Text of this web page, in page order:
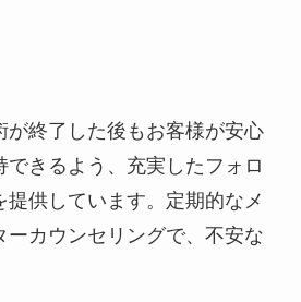
が終了した後もお客様が安心
できるよう、充実したフォロ
提供しています。定期的なメ
ーカウンセリングで、不安な